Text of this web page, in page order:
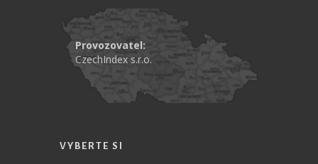
Provozovatel:
CzechIndex s.r.o.
VYBERTE SI